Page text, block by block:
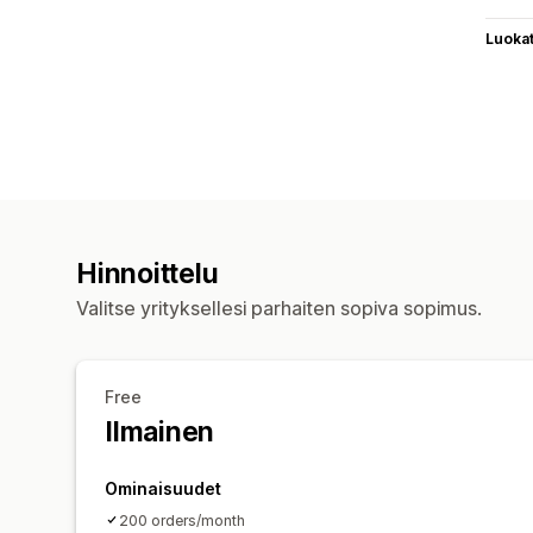
Luokat
Hinnoittelu
Valitse yrityksellesi parhaiten sopiva sopimus.
Free
Ilmainen
Ominaisuudet
200 orders/month